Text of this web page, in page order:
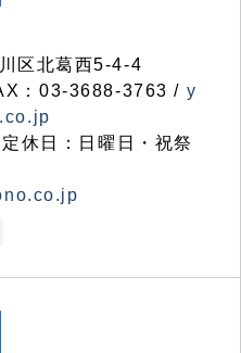
区北葛西5-4-4
：03-3688-3763 / y
休日：日曜日・祝祭